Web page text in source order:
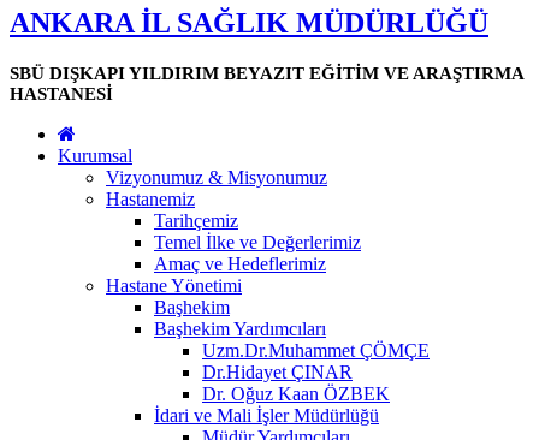
ANKARA İL SAĞLIK MÜDÜRLÜĞÜ
SBÜ DIŞKAPI YILDIRIM BEYAZIT EĞİTİM VE ARAŞTIRMA
HASTANESİ
Kurumsal
Vizyonumuz & Misyonumuz
Hastanemiz
Tarihçemiz
Temel İlke ve Değerlerimiz
Amaç ve Hedeflerimiz
Hastane Yönetimi
Başhekim
Başhekim Yardımcıları
Uzm.Dr.Muhammet ÇÖMÇE
Dr.Hidayet ÇINAR
Dr. Oğuz Kaan ÖZBEK
İdari ve Mali İşler Müdürlüğü